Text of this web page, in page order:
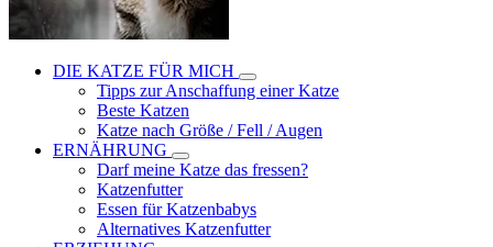
DIE KATZE FÜR MICH
Tipps zur Anschaffung einer Katze
Beste Katzen
Katze nach Größe / Fell / Augen
ERNÄHRUNG
Darf meine Katze das fressen?
Katzenfutter
Essen für Katzenbabys
Alternatives Katzenfutter